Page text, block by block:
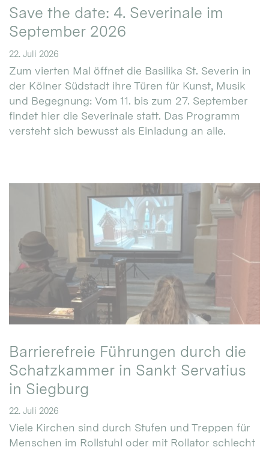
Save the date: 4. Severinale im
September 2026
22. Juli 2026
Zum vierten Mal öffnet die Basilika St. Severin in
der Kölner Südstadt ihre Türen für Kunst, Musik
und Begegnung: Vom 11. bis zum 27. September
findet hier die Severinale statt. Das Programm
versteht sich bewusst als Einladung an alle.
Barrierefreie Führungen durch die
Schatzkammer in Sankt Servatius
in Siegburg
22. Juli 2026
Viele Kirchen sind durch Stufen und Treppen für
Menschen im Rollstuhl oder mit Rollator schlecht